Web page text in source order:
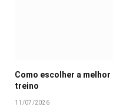
Como escolher a
treino
11/07/2026